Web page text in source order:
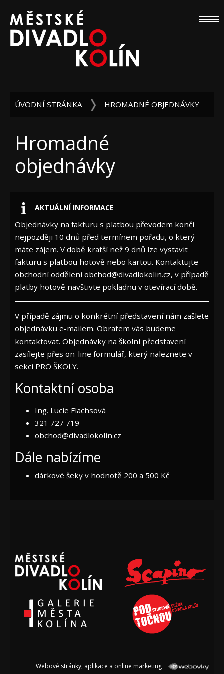
ÚVODNÍ STRÁNKA HROMADNÉ OBJEDNÁVKY
Hromadné
objednávky
AKTUÁLNÍ INFORMACE
Objednávky na fakturu s platbou převodem končí
nejpozději 10 dnů před termínem pořadu, o který
máte zájem. V době kratší než 9 dnů lze vystavit
fakturu s platbou hotově nebo kartou. Kontaktujte
obchodní oddělení obchod@divadlokolin.cz, v případě
platby hotově navštivte pokladnu v otevírací době.
V případě zájmu o konkrétní představení nám zašlete
objednávku e-mailem. Obratem vás budeme
kontaktovat. Objednávky na školní představení
zasílejte přes on-line formulář, který naleznete v
sekci PRO ŠKOLY.
Kontaktní osoba
Ing. Lucie Flachsová
321 727 719
obchod@divadlokolin.cz
Dále nabízíme
dárkové šeky v hodnotě 200 a 500 Kč
Webové stránky, aplikace a online marketing